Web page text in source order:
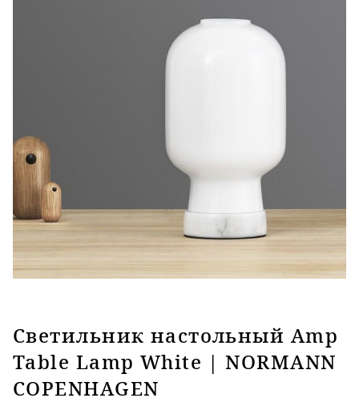
Светильник настольный Amp
Table Lamp White | NORMANN
COPENHAGEN